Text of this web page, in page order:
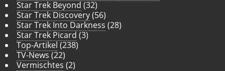
Star Trek Beyond (32)
Star Trek Discovery(56)
Star Trek Into Darkness (28)
Star Trek Picard (3)
Top-Artikel (238)
TV-News (22)
Vermischtes (2)